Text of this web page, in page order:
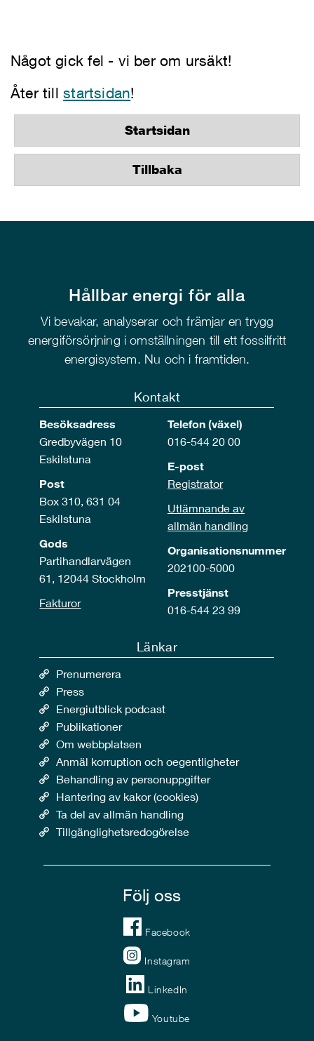
Något gick fel - vi ber om ursäkt!
Åter tillstartsidan!
Startsidan
Tillbaka
Hållbar energi för alla
Vi bevakar, analyserar och främjar en trygg
energiförsörjning i omställningen till ett fossilfritt
energisystem. Nu och i framtiden.
Kontakt
Besöksadress
Gredbyvägen 10
Eskilstuna
Post
Box 310, 631 04
Eskilstuna
Gods
Partihandlarvägen
61, 12044 Stockholm
Fakturor
Telefon (växel)
016-544 20 00
E-post
Registrator
Utlämnande av
allmän handling
Organisationsnummer
202100-5000
Presstjänst
016-544 23 99
Länkar
Prenumerera
Press
Energiutblick podcast
Publikationer
Om webbplatsen
Anmäl korruption och oegentligheter
Behandling av personuppgifter
Hantering av kakor (cookies)
Ta del av allmän handling
Tillgänglighetsredogörelse
Följ oss
Facebook
Instagram
LinkedIn
Youtube